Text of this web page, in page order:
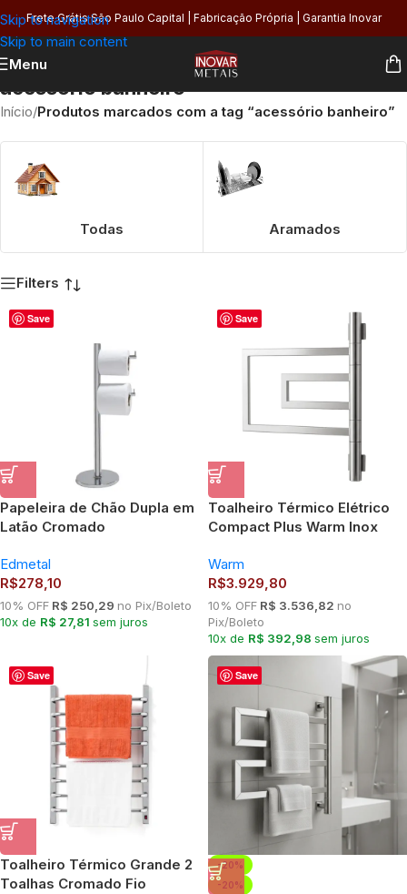
Skip to navigation
Skip to main content
Frete Grátis São Paulo Capital | Fabricação Própria | Garantia Inovar
Menu
acessório banheiro
Início/Produtos marcados com a tag “acessório banheiro”
Todas Aramados
Filters
Save
Papeleira de Chão Dupla em
Latão Cromado
Edmetal
R$278,10
10% OFF R$ 250,29 no Pix/Boleto
10x de R$ 27,81 sem juros
Save
Toalheiro Térmico Elétrico
Compact Plus Warm Inox
Banheiro Moderno
Warm
R$3.929,80
10% OFF R$ 3.536,82 no
Pix/Boleto
10x de R$ 392,98 sem juros
Save
Toalheiro Térmico Grande 2
Toalhas Cromado Fio
Save
-20%
-20%